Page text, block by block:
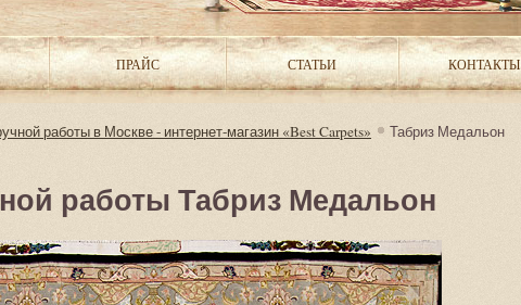
работы в Москве - интернет-магазин «Best Carpets» Табриз Медальон
работы Табриз Медальон
ПРАЙС СТАТЬИ КОНТАКТЫ